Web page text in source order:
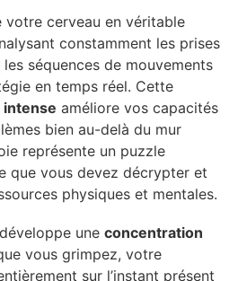
votre cerveau en véritable
constamment les prises
séquences de mouvements
en temps réel. Cette
améliore vos capacités
bien au-delà du mur
représente un puzzle
que vous devez décrypter et
physiques et mentales.
une concentration
vous grimpez, votre
sur l’instant présent